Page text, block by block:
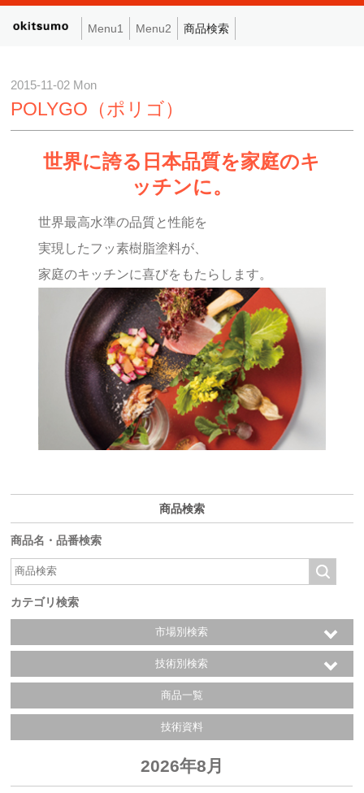
Menu1 Menu2 商品検索
2015-11-02 Mon
POLYGO（ポリゴ）
世界に誇る日本品質を家庭のキ
ッチンに。
世界最高水準の品質と性能を
実現したフッ素樹脂塗料が、
家庭のキッチンに喜びをもたらします。
商品検索
商品名・品番検索
カテゴリ検索
市場別検索
技術別検索
商品一覧
技術資料
2026年8月